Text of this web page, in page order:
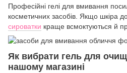
Професійні гелі для вмивання
косметичних засобів. Якщо шкіра
сироватки краще всмоктуються й
Як вибрати гель для
нашому магазині